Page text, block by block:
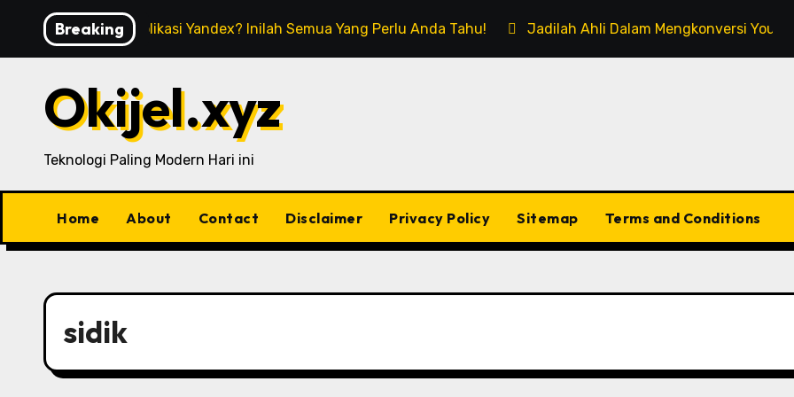
content
Breaking
Apa Itu Aplikasi Yandex? Inilah Semua Yang Perlu Anda Tahu! Jadilah Ahli Dalam Mengkonversi
Okijel.xyz
Teknologi Paling Modern Hari ini
Home About Contact Disclaimer Privacy Policy Sitemap Terms and Conditions
sidik